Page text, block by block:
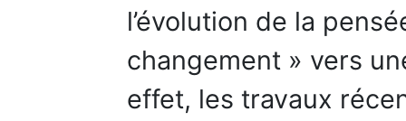
l’évolution de la
changement » vers
effet, les travaux